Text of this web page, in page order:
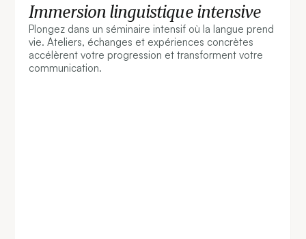
Immersion linguistique intensive
Plongez dans un séminaire intensif où la langue prend
vie. Ateliers, échanges et expériences concrètes
accélèrent votre progression et transforment votre
communication.